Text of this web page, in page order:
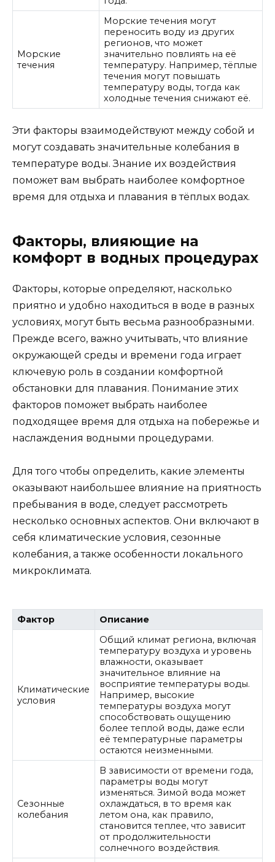
Морские
течения
Морские течения могут
переносить воду из других
регионов, что может
значительно повлиять на её
температуру. Например, тёплые
течения могут повышать
температуру воды, тогда как
холодные течения снижают её.
Эти факторы взаимодействуют между собой и
могут создавать значительные колебания в
температуре воды. Знание их воздействия
поможет вам выбрать наиболее комфортное
время для отдыха и плавания в тёплых водах.
Факторы, влияющие на
комфорт в водных процедурах
Факторы, которые определяют, насколько
приятно и удобно находиться в воде в разных
условиях, могут быть весьма разнообразными.
Прежде всего, важно учитывать, что влияние
окружающей среды и времени года играет
ключевую роль в создании комфортной
обстановки для плавания. Понимание этих
факторов поможет выбрать наиболее
подходящее время для отдыха на побережье и
наслаждения водными процедурами.
Для того чтобы определить, какие элементы
оказывают наибольшее влияние на приятность
пребывания в воде, следует рассмотреть
несколько основных аспектов. Они включают в
себя климатические условия, сезонные
колебания, а также особенности локального
микроклимата.
Фактор Описание
Климатические
условия
Общий климат региона, включая
температуру воздуха и уровень
влажности, оказывает
значительное влияние на
восприятие температуры воды.
Например, высокие
температуры воздуха могут
способствовать ощущению
более теплой воды, даже если
её температурные параметры
остаются неизменными.
Сезонные
колебания
В зависимости от времени года,
параметры воды могут
изменяться. Зимой вода может
охлаждаться, в то время как
летом она, как правило,
становится теплее, что зависит
от продолжительности
солнечного воздействия.